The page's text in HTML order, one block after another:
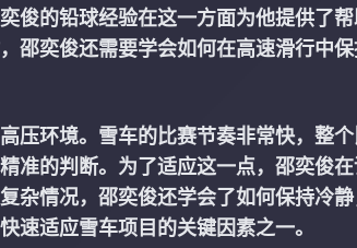
俊的铅球经验在这一方面为他提供了
邵奕俊还需要学会如何在高速滑行中
压环境。雪车的比赛节奏非常快，整
准的判断。为了适应这一点，邵奕俊
杂情况，邵奕俊还学会了如何保持冷
速适应雪车项目的关键因素之一。